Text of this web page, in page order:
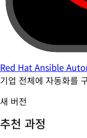
Red Hat Ansible
기업 전체에 자동화를
새 버전
추천 과정